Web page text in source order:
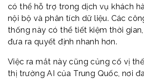
có thể hỗ trợ trong dịch vụ khách
nội bộ và phân tích dữ liệu. Các
thống này có thể tiết kiệm thời
đưa ra quyết định nhanh hơn.
Việc ra mắt này cũng củng cố vị
thị trường AI của Trung Quốc, nơi